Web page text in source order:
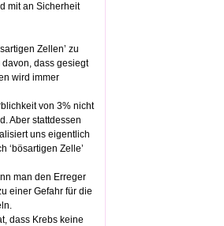
mit an Sicherheit
Zellen’ zu
dass gesiegt
wird immer
von 3% nicht
Aber stattdessen
uns eigentlich
‘bösartigen Zelle’
man den Erreger
einer Gefahr für die
dass Krebs keine